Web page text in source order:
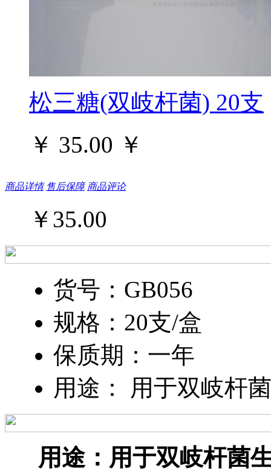
松三糖(双岐杆菌) 20支
￥ 35.00 ￥
商品详情 售后保障 商品评论
￥ 35.00
货号：GB056
规格：20支/盒
保质期：一年
用途： 用于双岐杆
用途： 用于双岐杆菌